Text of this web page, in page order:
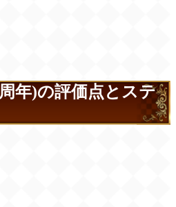
年)の評価点とステ